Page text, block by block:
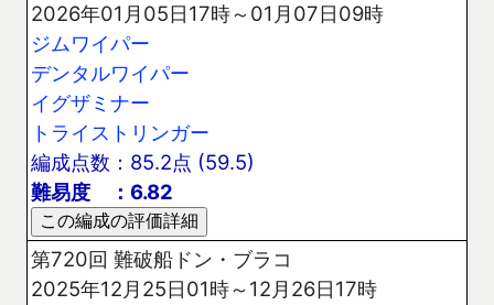
2026年01月05日17時～01月07日09時
ジムワイパー
デンタルワイパー
イグザミナー
トライストリンガー
編成点数：85.2点 (59.5)
難易度 ：6.82
第720回 難破船ドン・ブラコ
2025年12月25日01時～12月26日17時